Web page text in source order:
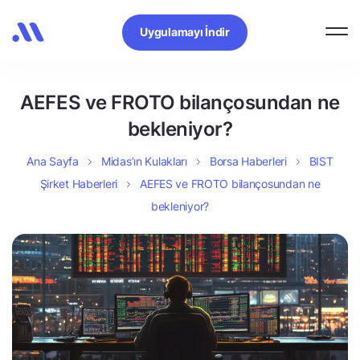
Uygulamayı İndir
AEFES ve FROTO bilançosundan ne
bekleniyor?
Ana Sayfa Midas’ın Kulakları Borsa Haberleri
BIST
Şirket Haberleri
AEFES ve FROTO bilançosundan ne
bekleniyor?